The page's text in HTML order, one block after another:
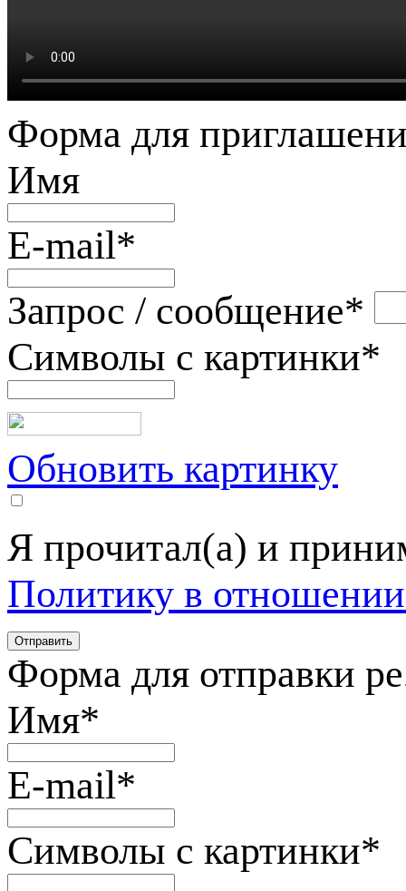
Форма для
Имя
E-mail*
Запрос / сообщение*
Символы с картинки*
Обновить картинку
Я прочитал(а) и
Политику в
Форма для отправки
Имя*
E-mail*
Символы с картинки*